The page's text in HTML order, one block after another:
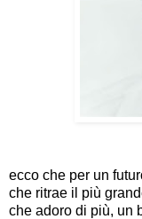
ecco che per un
che ritrae il più
che adoro di più, un